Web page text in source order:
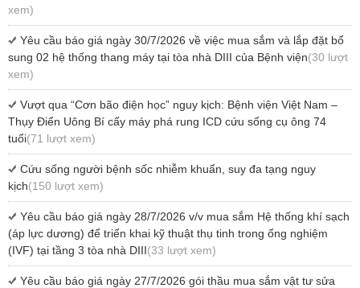
xem)
Yêu cầu báo giá ngày 30/7/2026 về việc mua sắm và lắp đặt bổ
sung 02 hệ thống thang máy tại tòa nhà DIII của Bệnh viện(30 lượt
xem)
Vượt qua “Cơn bão điện học” nguy kịch: Bệnh viện Việt Nam –
Thụy Điển Uông Bí cấy máy phá rung ICD cứu sống cụ ông 74
tuổi(71 lượt xem)
Cứu sống người bệnh sốc nhiễm khuẩn, suy đa tạng nguy
kịch(150 lượt xem)
Yêu cầu báo giá ngày 28/7/2026 v/v mua sắm Hệ thống khí sạch
(áp lực dương) để triển khai kỹ thuật thụ tinh trong ống nghiệm
(IVF) tại tầng 3 tòa nhà DIII(33 lượt xem)
Yêu cầu báo giá ngày 27/7/2026 gói thầu mua sắm vật tư sửa